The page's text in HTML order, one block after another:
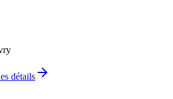
détails